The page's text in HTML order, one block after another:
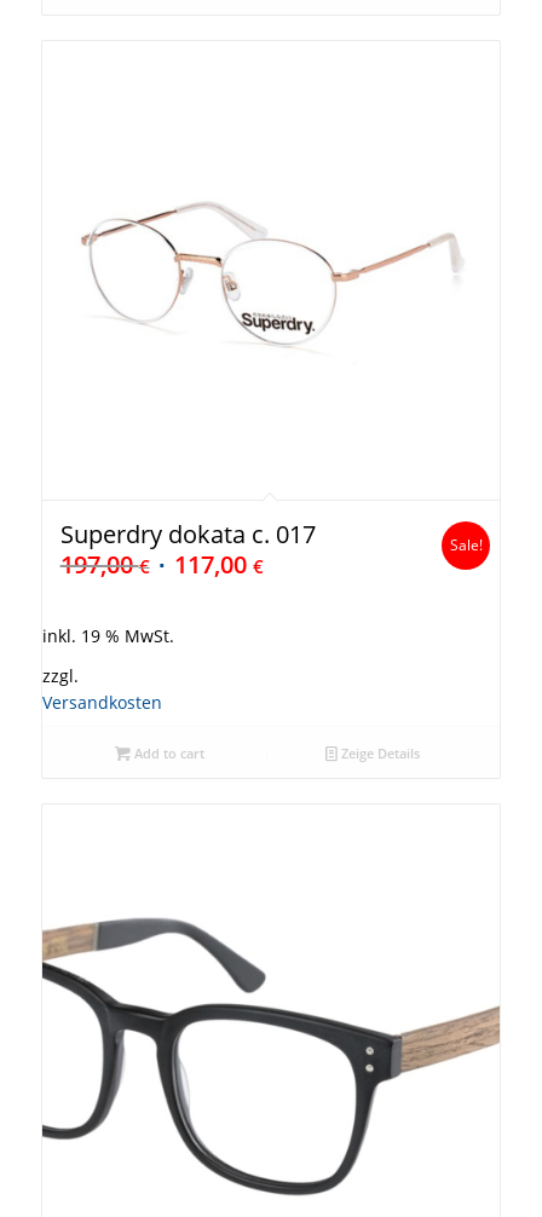
Superdry dokata c. 017
197,00€ 117,00 €
Sale!
inkl. 19 % MwSt.
zzgl.
Versandkosten
Add to cart Zeige Details